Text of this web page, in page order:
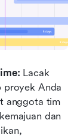
Lacak
proyek Anda
anggota tim